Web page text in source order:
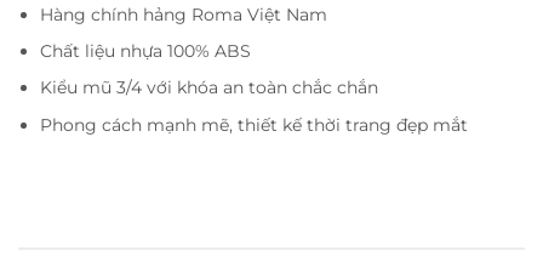
Hàng chính hảng Roma Việt Nam
Chất liệu nhựa 100% ABS
Kiểu mũ 3/4 với khóa an toàn chắc chắn
Phong cách mạnh mẽ, thiết kế thời trang đẹp mắt